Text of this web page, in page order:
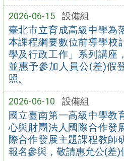
2026-06-15 設備組
臺北市立育成高級中學為
本課程綱要數位前導學校
學及行政工作」系列講座
並惠予參加人員公(差)假
照。
2026-06-10 設備組
國立臺南第一高級中學教
心與財團法人國際合作發
際合作發展主題課程教師
報名參與，敬請惠允公(差)